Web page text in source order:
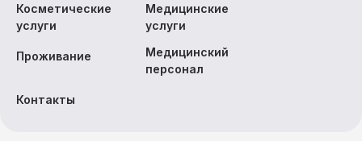
Косметические
услуги
Медицинские
услуги
Проживание
Медицинский
персонал
Контакты